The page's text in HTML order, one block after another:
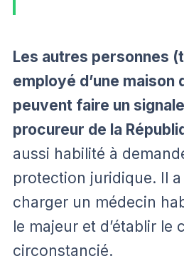
Les autres personnes
employé d’une
peuvent faire un
procureur de la
aussi habilité à
protection juridique. Il
charger un médecin
le majeur et d’établir le
circonstancié.